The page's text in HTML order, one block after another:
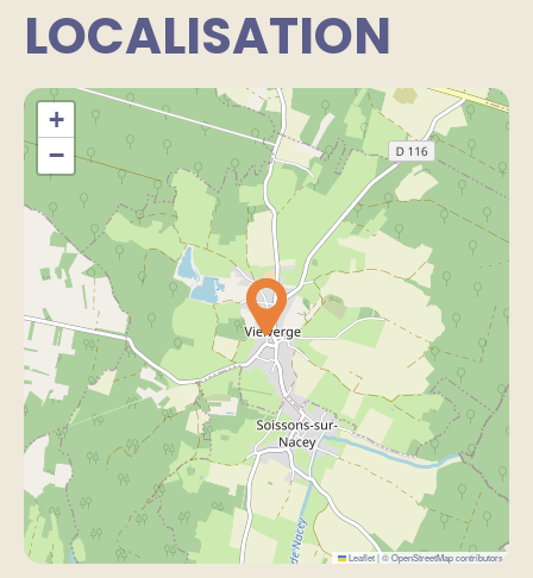
LOCALISATION
+
−
Leaflet|©OpenStreetMapcontributors